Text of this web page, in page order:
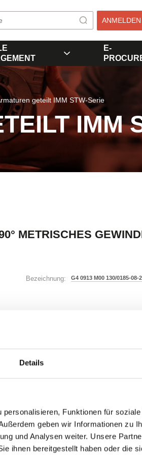
Details
Funktionen für
geben wir Informationen zu
und Analysen weiter. Unsere
ihnen bereitgestellt haben oder die
E-
geteilt IMM STW-Serie
IMM
METRISCHES
Bezeichnung: G4 0913 M00 130/0185-08-